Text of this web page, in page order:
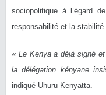
sociopolitique à l’égard
responsabilité et la stabilité
« Le Kenya a déjà signé
la délégation kényane
indiqué Uhuru Kenyatta.